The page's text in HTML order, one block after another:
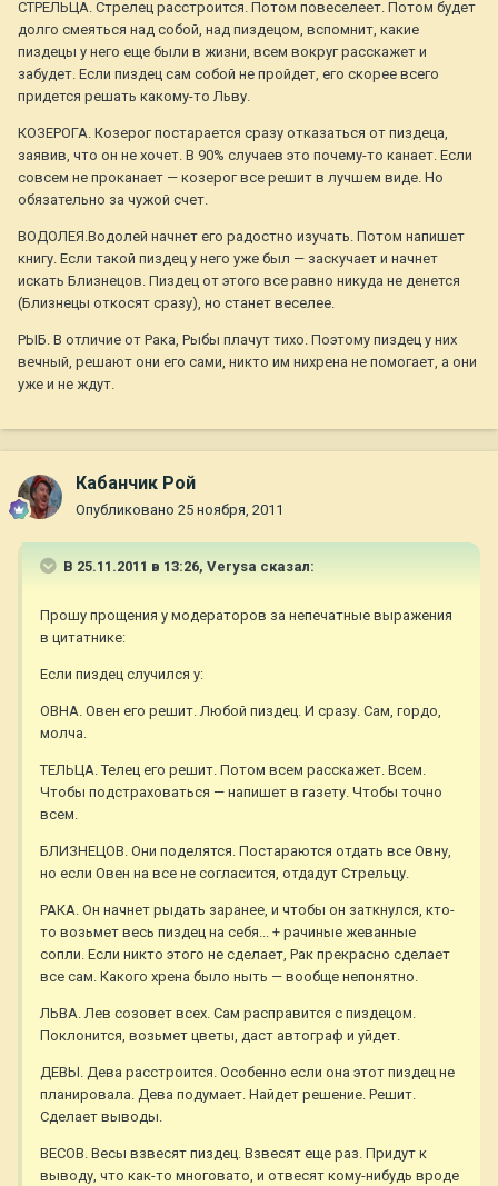
СТРЕЛЬЦА. Стрелец расстроится. Потом повеселеет. Потом будет
долго смеяться над собой, над пиздецом, вспомнит, какие
пиздецы у него еще были в жизни, всем вокруг расскажет и
забудет. Если пиздец сам собой не пройдет, его скорее всего
придется решать какому-то Льву.
КОЗЕРОГА. Козерог постарается сразу отказаться от пиздеца,
заявив, что он не хочет. В 90% случаев это почему-то канает. Если
совсем не проканает — козерог все решит в лучшем виде. Но
обязательно за чужой счет.
ВОДОЛЕЯ.Водолей начнет его радостно изучать. Потом напишет
книгу. Если такой пиздец у него уже был — заскучает и начнет
искать Близнецов. Пиздец от этого все равно никуда не денется
(Близнецы откосят сразу), но станет веселее.
РЫБ. В отличие от Рака, Рыбы плачут тихо. Поэтому пиздец у них
вечный, решают они его сами, никто им нихрена не помогает, а они
уже и не ждут.
Кабанчик Рой
Опубликовано 25 ноября, 2011
В 25.11.2011 в 13:26, Verysa сказал:
Прошу прощения у модераторов за непечатные выражения
в цитатнике:
Если пиздец случился у:
ОВНА. Овен его решит. Любой пиздец. И сразу. Сам, гордо,
молча.
ТЕЛЬЦА. Телец его решит. Потом всем расскажет. Всем.
Чтобы подстраховаться — напишет в газету. Чтобы точно
всем.
БЛИЗНЕЦОВ. Они поделятся. Постараются отдать все Овну,
но если Овен на все не согласится, отдадут Стрельцу.
РАКА. Он начнет рыдать заранее, и чтобы он заткнулся, кто-
то возьмет весь пиздец на себя... + рачиные жеванные
сопли. Если никто этого не сделает, Рак прекрасно сделает
все сам. Какого хрена было ныть — вообще непонятно.
ЛЬВА. Лев созовет всех. Сам расправится с пиздецом.
Поклонится, возьмет цветы, даст автограф и уйдет.
ДЕВЫ. Дева расстроится. Особенно если она этот пиздец не
планировала. Дева подумает. Найдет решение. Решит.
Сделает выводы.
ВЕСОВ. Весы взвесят пиздец. Взвесят еще раз. Придут к
выводу, что как-то многовато, и отвесят кому-нибудь вроде